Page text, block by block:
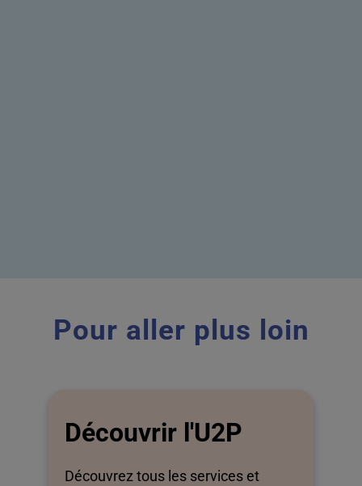
Pour aller plus loin
Découvrir l'U2P
Découvrez tous les services et